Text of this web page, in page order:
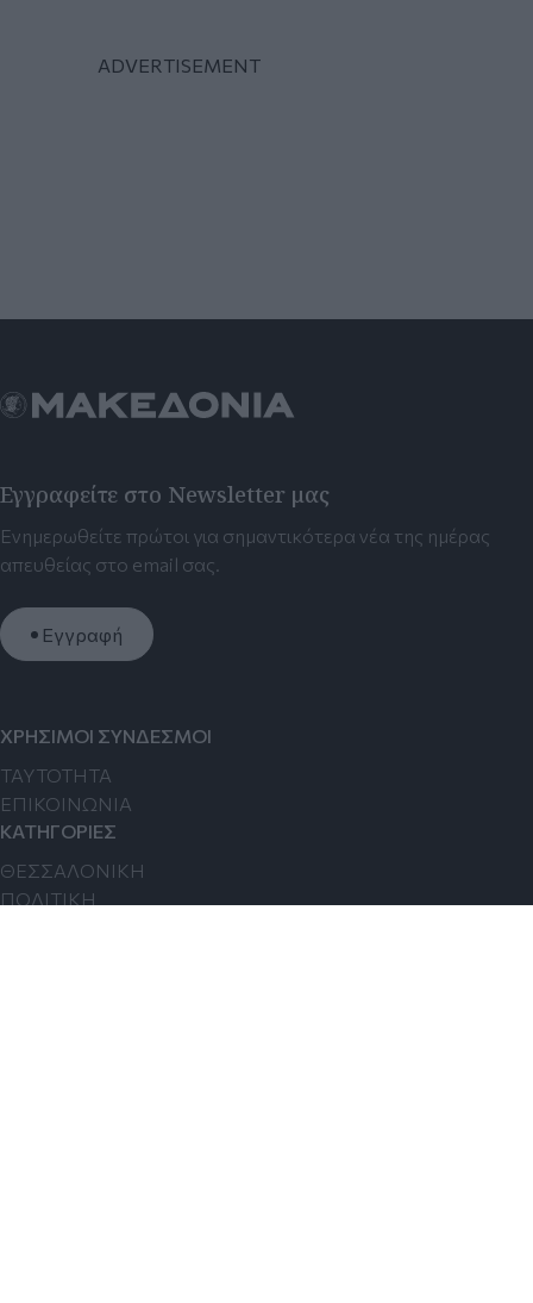
Εγγραφείτε στο Newsletter μας
Ενημερωθείτε πρώτοι για σημαντικότερα νέα της ημέρας
απευθείας στο email σας.
Εγγραφή
ΧΡΗΣΙΜΟΙ ΣΥΝΔΕΣΜΟΙ
TAYTOTHTA
ΕΠΙΚΟΙΝΩΝΙΑ
ΚΑΤΗΓΟΡΙΕΣ
ΘΕΣΣΑΛΟΝΙΚΗ
ΠΟΛΙΤΙΚΗ